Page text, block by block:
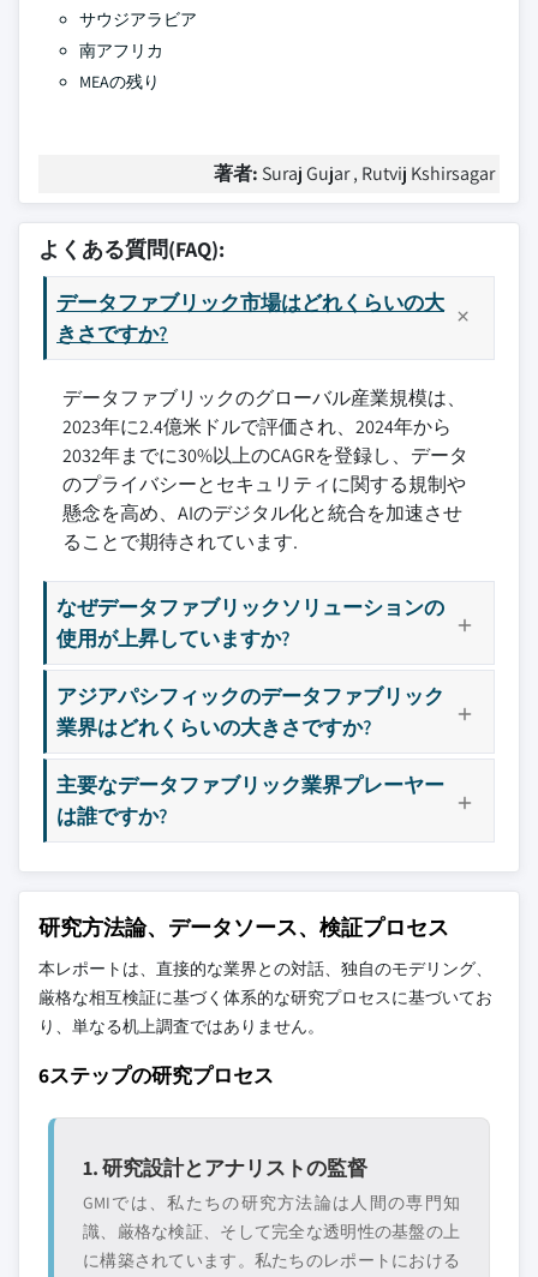
サウジアラビア
南アフリカ
MEAの残り
著者: Suraj Gujar , Rutvij Kshirsagar
よくある質問(FAQ):
データファブリック市場はどれくらいの大
きさですか?
データファブリックのグローバル産業規模は、
2023年に2.4億米ドルで評価され、2024年から
2032年までに30%以上のCAGRを登録し、データ
のプライバシーとセキュリティに関する規制や
懸念を高め、AIのデジタル化と統合を加速させ
ることで期待されています.
なぜデータファブリックソリューションの
使用が上昇していますか?
アジアパシフィックのデータファブリック
業界はどれくらいの大きさですか?
主要なデータファブリック業界プレーヤー
は誰ですか?
研究方法論、データソース、検証プロセス
本レポートは、直接的な業界との対話、独自のモデリング、
厳格な相互検証に基づく体系的な研究プロセスに基づいてお
り、単なる机上調査ではありません。
6ステップの研究プロセス
1. 研究設計とアナリストの監督
GMIでは、私たちの研究方法論は人間の専門知
識、厳格な検証、そして完全な透明性の基盤の上
に構築されています。私たちのレポートにおける